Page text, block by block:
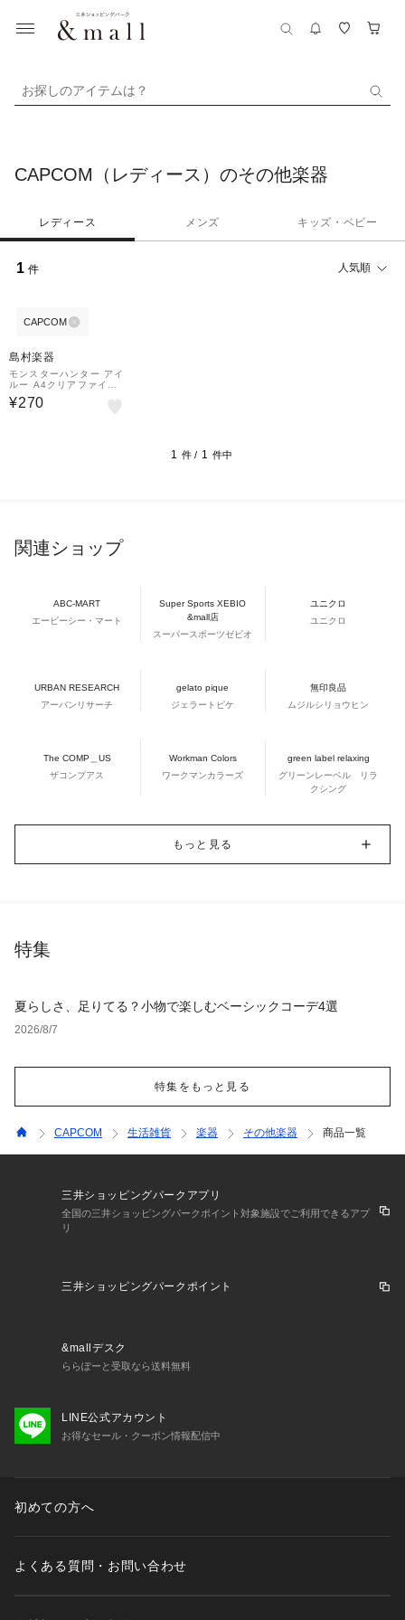
お探しのアイテムは？
CAPCOM（レディース）のその他楽器
レディース メンズ キッズ・ベビー
1 件 人気順
CAPCOM
島村楽器
モンスターハンター アイ
ルー A4クリアファイル
(クラシック)
¥270
1 件 / 1 件中
関連ショップ
ABC-MART
エービーシー・マート
Super Sports XEBIO
&mall店
スーパースポーツゼビオ
ユニクロ
ユニクロ
URBAN RESEARCH
アーバンリサーチ
gelato pique
ジェラートピケ
無印良品
ムジルシリョウヒン
The COMP＿US
ザコンプアス
Workman Colors
ワークマンカラーズ
green label relaxing
グリーンレーベル リラ
クシング
もっと見る
特集
夏らしさ、足りてる？小物で楽しむベーシックコーデ4選
2026/8/7
特集をもっと見る
CAPCOM 生活雑貨 楽器 その他楽器 商品一覧
三井ショッピングパークアプリ
全国の三井ショッピングパークポイント対象施設でご利用できるアプ
リ
三井ショッピングパークポイント
&mallデスク
ららぽーと受取なら送料無料
LINE公式アカウント
お得なセール・クーポン情報配信中
初めての方へ
よくある質問・お問い合わせ